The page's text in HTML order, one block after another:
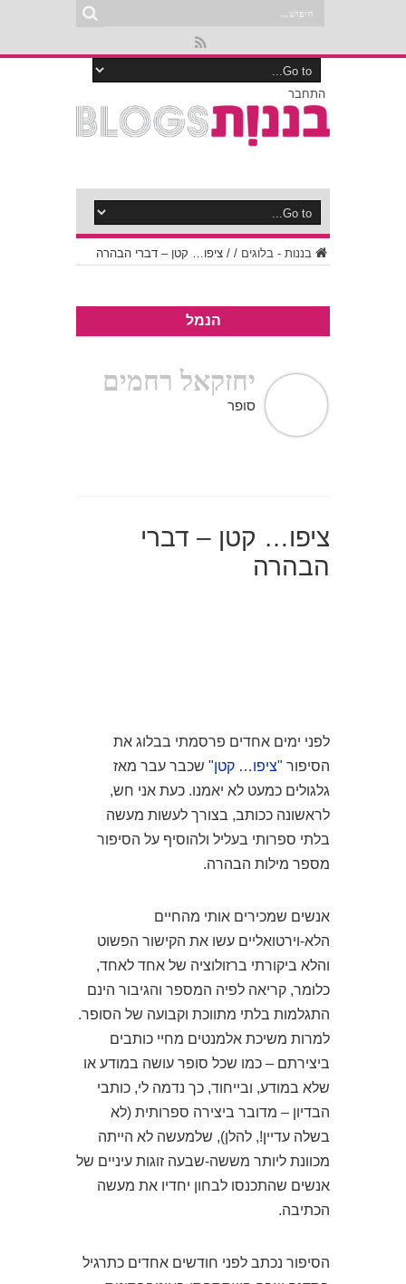
התחבר
בננות - בלוגים /
/ ציפו… קטן – דברי הבהרה
הנמל
יחזקאל רחמים
סופר
ציפו… קטן – דברי
הבהרה
לפני ימים אחדים פרסמתי בבלוג את
הסיפור "ציפו… קטן" שכבר עבר מאז
גלגולים כמעט לא יאמנו. כעת אני חש,
לראשונה ככותב, בצורך לעשות מעשה
בלתי ספרותי בעליל ולהוסיף על הסיפור
מספר מילות הבהרה.
אנשים שמכירים אותי מהחיים
הלא-וירטואליים עשו את הקישור הפשוט
והלא ביקורתי ברזולוציה של אחד לאחד,
כלומר, קריאה לפיה המספר והגיבור הינם
התגלמות בלתי מתווכת וקבועה של הסופר.
למרות משיכת אלמנטים מחיי כותבים
ביצירתם – כמו שכל סופר עושה במודע או
שלא במודע, ובייחוד, כך נדמה לי, כותבי
הבדיון – מדובר ביצירה ספרותית (לא
בשלה עדיין!, להלן), שלמעשה לא הייתה
מכוונת ליותר מששה-שבעה זוגות עיניים של
אנשים שהתכנסו לבחון יחדיו את מעשה
הכתיבה.
הסיפור נכתב לפני חודשים אחדים כתרגיל